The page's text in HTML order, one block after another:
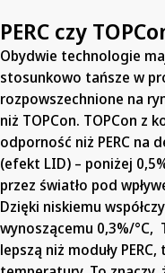
PERC czy
Obydwie technologie
stosunkowo tańsze w
rozpowszechnione na
niż TOPCon. TOPCon z
odporność niż PERC na
(efekt LID) – poniżej
przez światło pod
Dzięki niskiemu
wynoszącemu 0,3%/°C,
lepszą niż moduły